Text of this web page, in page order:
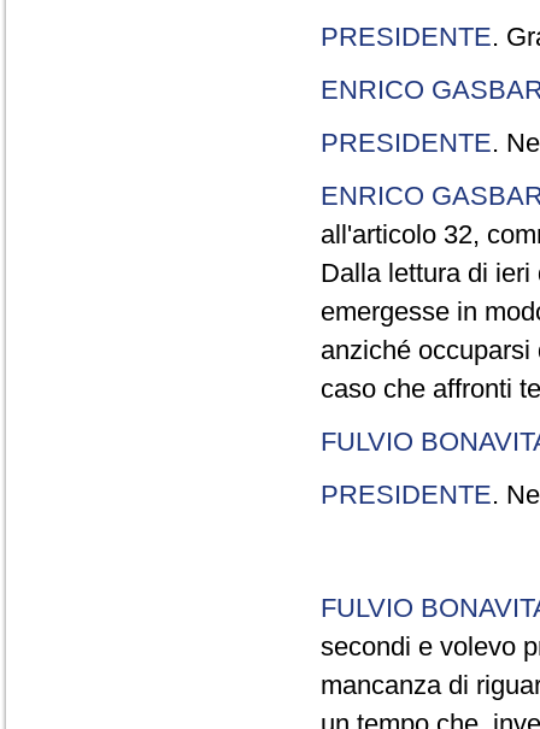
PRESIDENTE.
ENRICO
PRESIDENTE.
ENRICO
all'articolo 32,
Dalla lettura di
emergesse in
anziché
caso che affronti
FULVIO
PRESIDENTE.
FULVIO
secondi e volevo
mancanza di